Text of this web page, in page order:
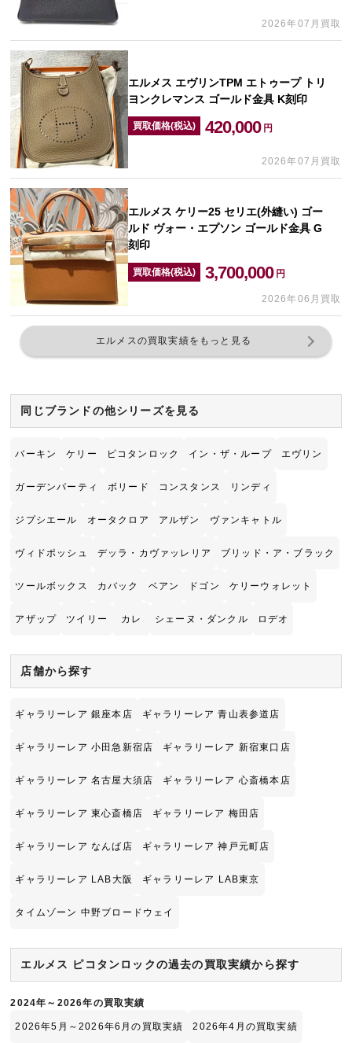
2026年07月買取
エルメス エヴリンTPM エトゥープ トリ
ヨンクレマンス ゴールド金具 K刻印
買取価格(税込) 420,000 円
2026年07月買取
エルメス ケリー25 セリエ(外縫い) ゴー
ルド ヴォー・エプソン ゴールド金具 G
刻印
買取価格(税込) 3,700,000 円
2026年06月買取
エルメスの買取実績をもっと見る
同じブランドの他シリーズを見る
バーキン ケリー ピコタンロック イン・ザ・ループ エヴリン
ガーデンパーティ ボリード コンスタンス リンディ
ジプシエール オータクロア アルザン ヴァンキャトル
ヴィドポッシュ デッラ・カヴァッレリア ブリッド・ア・ブラック
ツールボックス カバック ベアン ドゴン ケリーウォレット
アザップ ツイリー カレ シェーヌ・ダンクル ロデオ
店舗から探す
ギャラリーレア 銀座本店 ギャラリーレア 青山表参道店
ギャラリーレア 小田急新宿店 ギャラリーレア 新宿東口店
ギャラリーレア 名古屋大須店 ギャラリーレア 心斎橋本店
ギャラリーレア 東心斎橋店 ギャラリーレア 梅田店
ギャラリーレア なんば店 ギャラリーレア 神戸元町店
ギャラリーレア LAB大阪 ギャラリーレア LAB東京
タイムゾーン 中野ブロードウェイ
エルメス ピコタンロックの過去の買取実績から探す
2024年～2026年の買取実績
2026年5月～2026年6月の買取実績 2026年4月の買取実績